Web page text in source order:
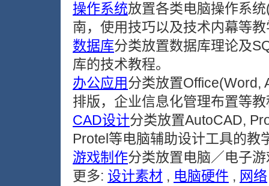
操作系统放置各类电脑操作系
南，使用技巧以及技术内幕等
数据库分类放置数据库理论及
库的技术教程。
办公应用分类放置Office(Word,
排版，企业信息化管理布置等
CAD设计分类放置AutoCAD,
Protel等电脑辅助设计工具的教
游戏制作分类放置电脑／电子
更多: 设计素材 , 电脑硬件 , 网络